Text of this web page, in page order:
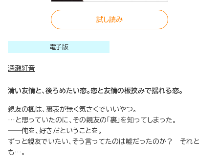
試し読み
電子版
深瀬紅音
清い友情と、後ろめたい恋。恋と友情の板挟みで揺れる恋。
親友の楓は、裏表が無く気さくでいいやつ。
…と思っていたのに、その親友の「裏」を知ってしまった。
――俺を、好きだということを。
ずっと親友でいたい、そう言ってたのは嘘だったのか？ それと
も…。